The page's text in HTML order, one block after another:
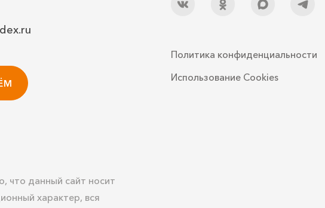
Политика конфиденциальности
Использование Cookies
что данный сайт носит
характер, вся